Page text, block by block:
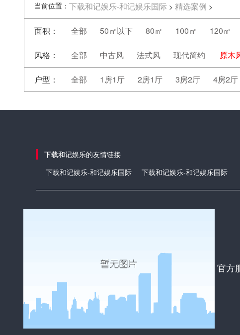
当前位置： 下载和记娱乐-和记娱乐国际 > 精选案例 >
面积： 全部 50㎡以下 80㎡ 100㎡ 120㎡
风格： 全部 中古风 法式风 现代简约 原木
户型： 全部 1房1厅 2房1厅 3房2厅 4房2厅
下载和记娱乐的友情链接
下载和记娱乐-和记娱乐国际
下载和记娱乐-和记娱乐国际
官方